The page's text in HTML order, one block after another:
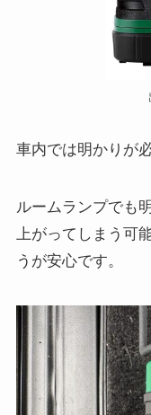
車内では明かりが
ルームランプでも
上がってしまう可
うが安心です。